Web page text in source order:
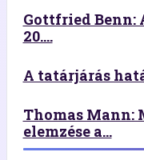
Gottfried Benn:
20....
A tatárjárás
Thomas Mann:
elemzése a...